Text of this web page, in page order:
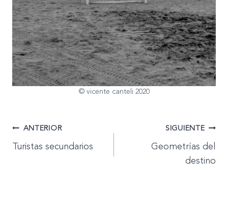
© vicente canteli 2020
Navegación
de
ANTERIOR
Turistas secundarios
SIGUIENTE
Geometrías del
destino